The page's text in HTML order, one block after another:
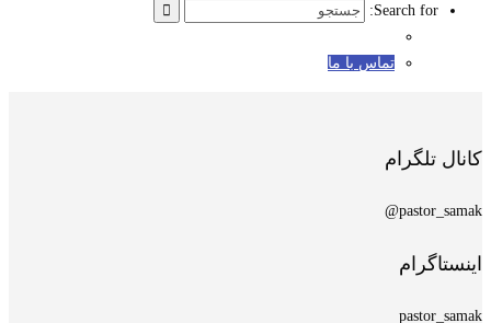
Search for:
تماس با ما
کانال تلگرام
pastor_samak@
اینستاگرام
pastor_samak